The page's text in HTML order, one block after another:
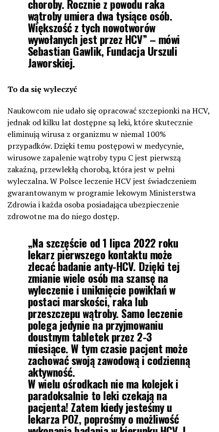
choroby. Rocznie z powodu raka
wątroby umiera dwa tysiące osób.
Większość z tych nowotworów
wywołanych jest przez HCV” – mówi
Sebastian Gawlik, Fundacja Urszuli
Jaworskiej.
To da się wyleczyć
Naukowcom nie udało się opracować szczepionki na HCV,
jednak od kilku lat dostępne są leki, które skutecznie
eliminują wirusa z organizmu w niemal 100%
przypadków. Dzięki temu postępowi w medycynie,
wirusowe zapalenie wątroby typu C jest pierwszą
zakaźną, przewlekłą chorobą, która jest w pełni
wyleczalna. W Polsce leczenie HCV jest świadczeniem
gwarantowanym w programie lekowym Ministerstwa
Zdrowia i każda osoba posiadająca ubezpieczenie
zdrowotne ma do niego dostęp.
„Na szczęście od 1 lipca 2022 roku
lekarz pierwszego kontaktu może
zlecać badanie anty-HCV. Dzięki tej
zmianie wiele osób ma szansę na
wyleczenie i uniknięcie powikłań w
postaci marskości, raka lub
przeszczepu wątroby. Samo leczenie
polega jedynie na przyjmowaniu
doustnym tabletek przez 2-3
miesiące. W tym czasie pacjent może
zachować swoją zawodową i codzienną
aktywność.
W wielu ośrodkach nie ma kolejek i
paradoksalnie to leki czekają na
pacjenta! Zatem kiedy jesteśmy u
lekarza POZ, poprośmy o możliwość